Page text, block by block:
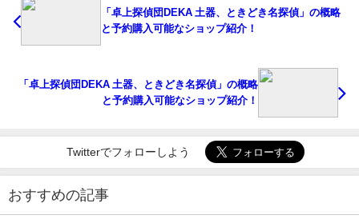
「卓上探偵団DEKA 土器、ときどき名探偵」の概略
と予約購入可能なショップ紹介！
「卓上探偵団DEKA 土器、ときどき名探偵」の概略
と予約購入可能なショップ紹介！
Twitterでフォローしよう
おすすめの記事